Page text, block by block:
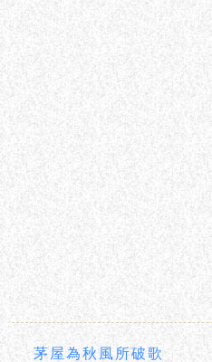
茅屋為秋風所破歌